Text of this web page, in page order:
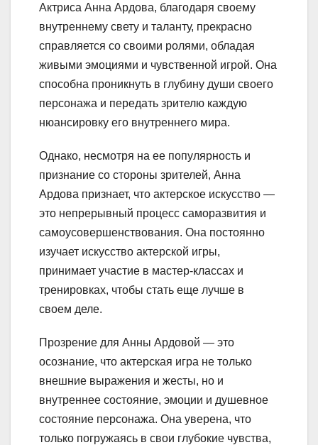
Актриса Анна Ардова, благодаря своему
внутреннему свету и таланту, прекрасно
справляется со своими ролями, обладая
живыми эмоциями и чувственной игрой. Она
способна проникнуть в глубину души своего
персонажа и передать зрителю каждую
нюансировку его внутреннего мира.
Однако, несмотря на ее популярность и
признание со стороны зрителей, Анна
Ардова признает, что актерское искусство —
это непрерывный процесс саморазвития и
самоусовершенствования. Она постоянно
изучает искусство актерской игры,
принимает участие в мастер-классах и
тренировках, чтобы стать еще лучше в
своем деле.
Прозрение для Анны Ардовой — это
осознание, что актерская игра не только
внешние выражения и жесты, но и
внутреннее состояние, эмоции и душевное
состояние персонажа. Она уверена, что
только погружаясь в свои глубокие чувства,